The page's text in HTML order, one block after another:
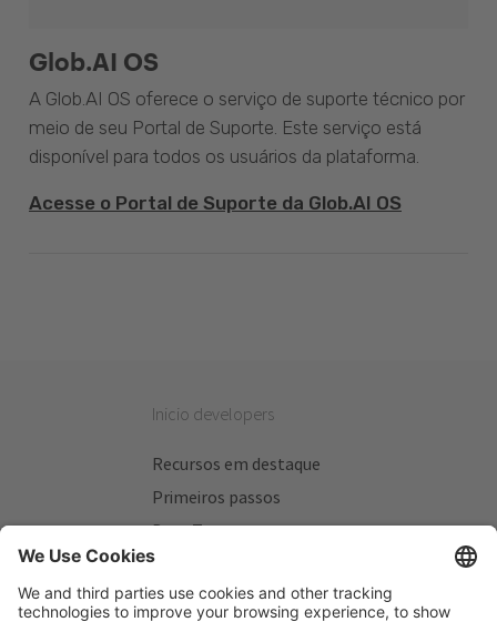
Glob.AI OS
A Glob.AI OS oferece o serviço de suporte técnico por
meio de seu Portal de Suporte. Este serviço está
disponível para todos os usuários da plataforma.
Acesse o Portal de Suporte da Glob.AI OS
Inicio developers
Recursos em destaque
Primeiros passos
Beta Testers
Meus Planos